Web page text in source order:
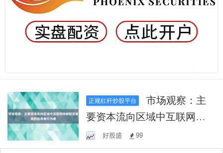
正规杠杆炒股平台
市场观察：主
要资本流向区域中互联网持
牌配资券商的投资者行为建
好股盛 99